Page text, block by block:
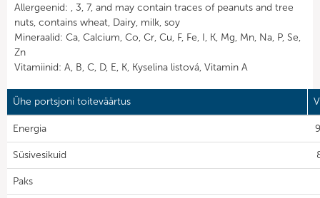
Allergeenid: , 3, 7, and may contain traces of peanuts and tree
nuts, contains wheat, Dairy, milk, soy
Mineraalid: Ca, Calcium, Co, Cr, Cu, F, Fe, I, K, Mg, Mn, Na, P, Se,
Zn
Vitamiinid: A, B, C, D, E, K, Kyselina listová, Vitamin A
Ühe portsjoni toiteväärtus
Energia
Süsivesikuid
Paks